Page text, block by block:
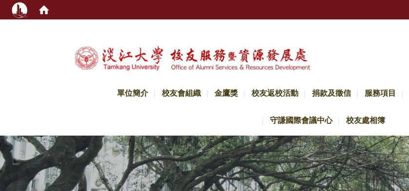
單位簡介 校友會組織 金鷹獎 校友返校活動 捐款及徵信 服務項目
守謙國際會議中心 校友處相簿